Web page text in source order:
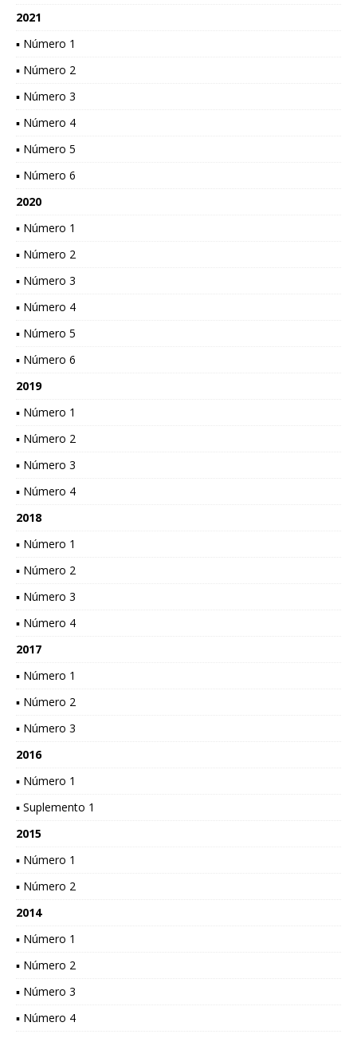
2021
▪ Número 1
▪ Número 2
▪ Número 3
▪ Número 4
▪ Número 5
▪ Número 6
2020
▪ Número 1
▪ Número 2
▪ Número 3
▪ Número 4
▪ Número 5
▪ Número 6
2019
▪ Número 1
▪ Número 2
▪ Número 3
▪ Número 4
2018
▪ Número 1
▪ Número 2
▪ Número 3
▪ Número 4
2017
▪ Número 1
▪ Número 2
▪ Número 3
2016
▪ Número 1
▪ Suplemento 1
2015
▪ Número 1
▪ Número 2
2014
▪ Número 1
▪ Número 2
▪ Número 3
▪ Número 4